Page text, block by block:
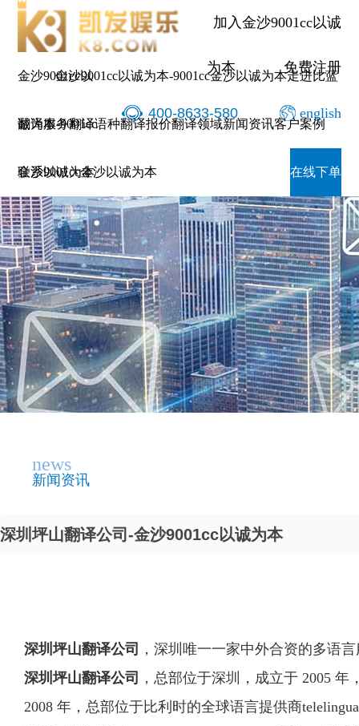
加入金沙9001cc以诚
为本 免费注册
400-8633-580 english
金沙9001cc以
诚为本-9001cc
金沙以诚为本
金沙9001cc以诚为本-9001cc金沙以诚为本走进比蓝
翻译服务翻译语种翻译报价翻译领域新闻资讯客户案例
联系9001cc金沙以诚为本 在线下单
news
新闻资讯
深圳坪山翻译公司-金沙9001cc以诚为本
深圳坪山翻译公司
，深圳唯一一家中外合资的多语
深圳坪山翻译公司
，总部位于深圳，成立于 2005
2008 年，总部位于比利时的全球语言提供商